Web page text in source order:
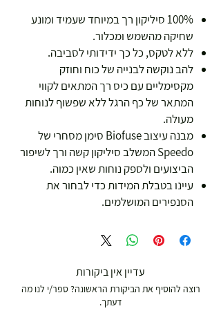
100% סיליקון רך במיוחד שעמיד ומונע
שחיקה מהשמש ומכלור.
ללא לטקס, כל כך ידידותי לסביבה.
להב נוקשה לבנייה של כוח וחוזק
מקסימליים עם כיס רך המתאים לקווי
המתאר של כף הרגל ללא שפשוף לנוחות
מעולה.
מבנה עיצוב Biofuse סימן מסחרי של
Speedo המשלב סיליקון קשה ורך לשיפור
הביצועים ולספק נוחות שאין כמוה.
עיינו בטבלת המידות כדי לבחור את
הסנפירים המושלמים.
עדיין אין ביקורות
רוצה להוסיף את הביקורת הראשונה? ספר/י לנו מה
דעתך.